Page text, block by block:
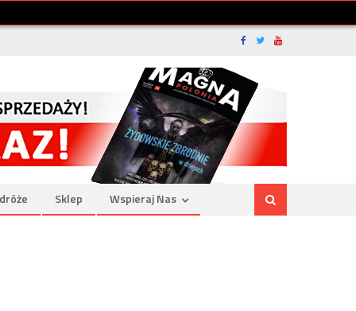
Sklep Wspieraj Nas